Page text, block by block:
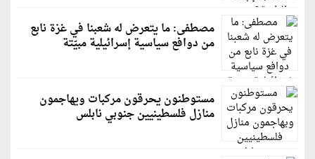
مصطفى: ما يتعرض له شعبنا في غزة نابع
من دوافع سياسية إسرائيلية مبيّتة
مستوطنون يحرقون مركبات ويهاجمون
منازل فلسطينيين جنوبي نابلس